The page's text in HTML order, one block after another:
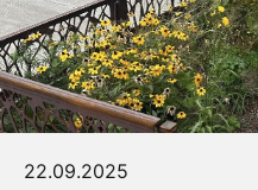
22.09.2025